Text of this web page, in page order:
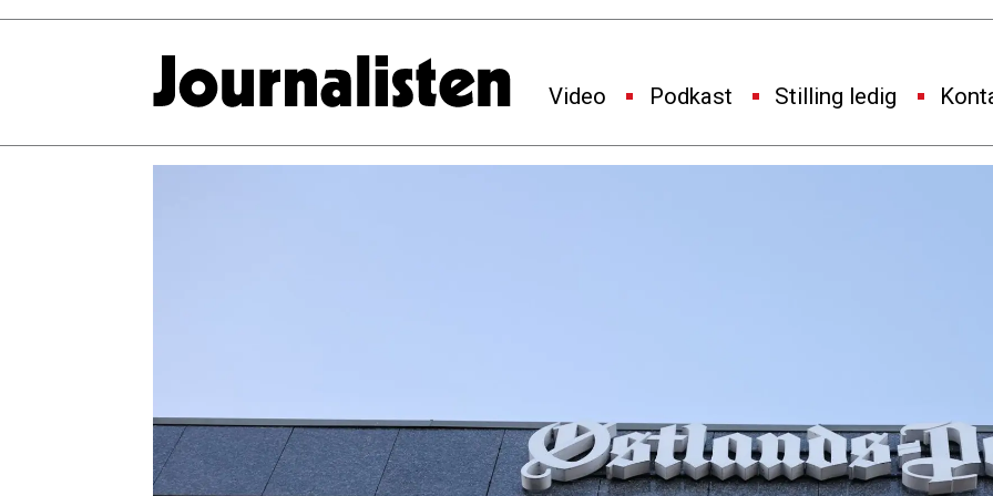
Video Podkast Stilling ledig